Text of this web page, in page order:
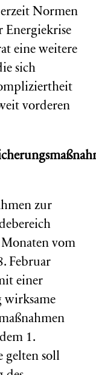
Normen
Energiekrise
eine weitere
sich
vorderen
zur
vom
Februar
einer
wirksame
1.
gelten soll